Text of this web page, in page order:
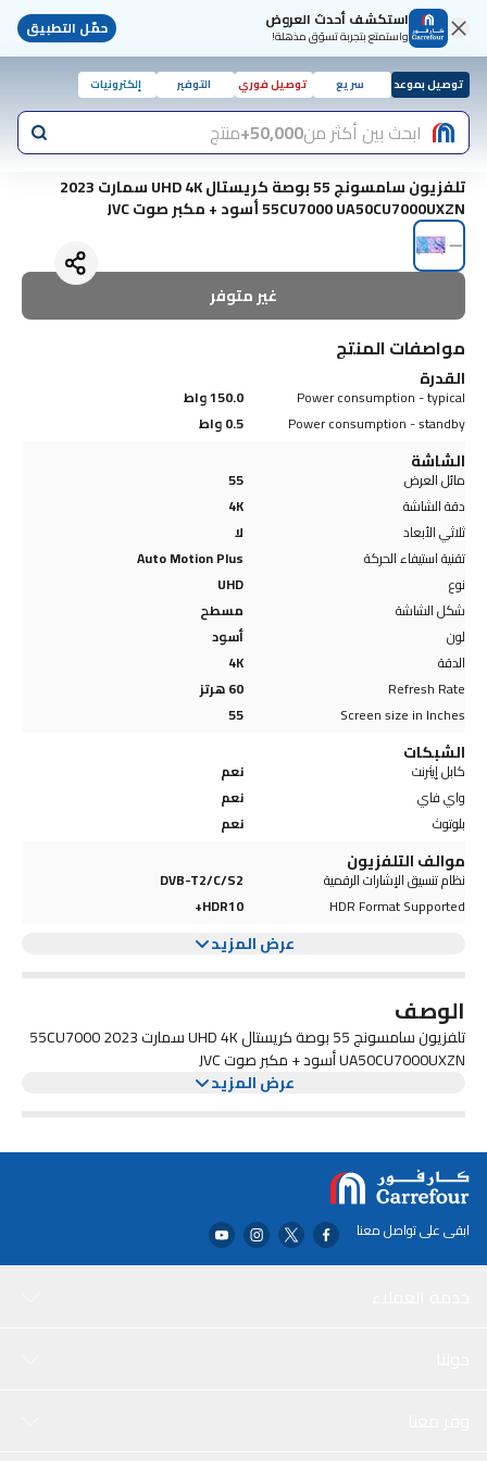
استكشف أحدث العروض
واستمتع بتجربة تسوّق مذهلة! حمّل التطبيق
توصيل بموعد سريع توصيل فوري التوفير إلكترونيات
ابحث بين أكثر من50,000+ منتج
تلفزيون سامسونج 55 بوصة كريستال UHD 4K سمارت 2023
55CU7000 UA50CU7000UXZN أسود + مكبر صوت JVC
غير متوفر
مواصفات المنتج
القدرة
Power consumption - typical
150.0 واط
Power consumption - standby
0.5 واط
الشاشة
مائل العرض
55
دقة الشاشة
4K
ثلاثي الأبعاد
لا
تقنية استيفاء الحركة
Auto Motion Plus
نوع
UHD
شكل الشاشة
مسطح
لون
أسود
الدقة
4K
Refresh Rate
60 هرتز
Screen size in Inches
55
الشبكات
كابل إيثرنت
نعم
واي فاي
نعم
بلوتوث
نعم
موالف التلفزيون
نظام تنسيق الإشارات الرقمية
DVB-T2/C/S2
HDR Format Supported
HDR10+
عرض المزيد
الوصف
تلفزيون سامسونج 55 بوصة كريستال UHD 4K سمارت 2023 55CU7000
UA50CU7000UXZN أسود + مكبر صوت JVC
عرض المزيد
ابقى على تواصل معنا